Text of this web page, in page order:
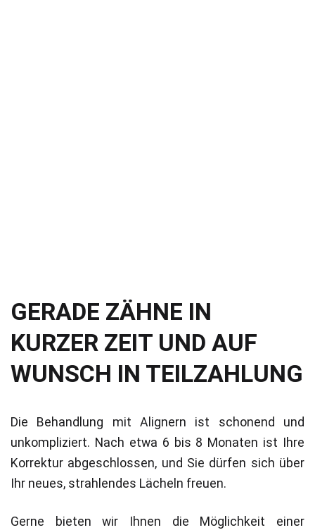
GERADE ZÄHNE IN
KURZER ZEIT UND AUF
WUNSCH IN TEILZAHLUNG
Die Behandlung mit Alignern ist schonend und
unkompliziert. Nach etwa 6 bis 8 Monaten ist Ihre
Korrektur abgeschlossen, und Sie dürfen sich über
Ihr neues, strahlendes Lächeln freuen.
Gerne bieten wir Ihnen die Möglichkeit einer